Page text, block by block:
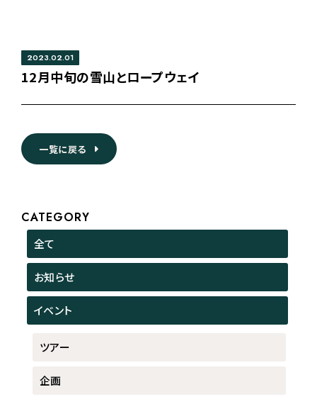
2023.02.01
12月中旬の雪山とロープウェイ
一覧に戻る
CATEGORY
全て
お知らせ
イベント
ツアー
企画